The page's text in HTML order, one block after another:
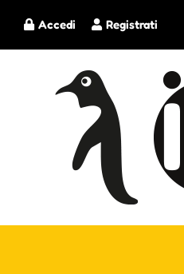
Registrati
Accedi